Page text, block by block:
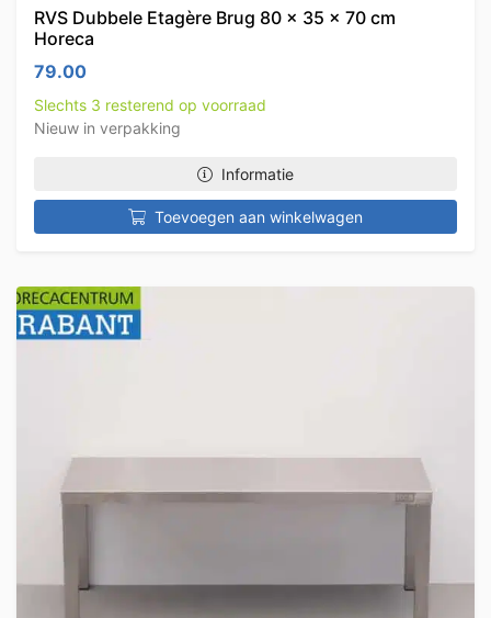
RVS Dubbele Etagère Brug 80 x 35 x 70 cm
Horeca
79.00
Slechts 3 resterend op voorraad
Nieuw in verpakking
Informatie
Toevoegen aan winkelwagen